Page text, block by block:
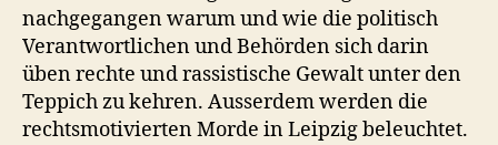
nachgegangen warum und wie die politisch
Verantwortlichen und Behörden sich darin
üben rechte und rassistische Gewalt unter den
Teppich zu kehren. Ausserdem werden die
rechtsmotivierten Morde in Leipzig beleuchtet.